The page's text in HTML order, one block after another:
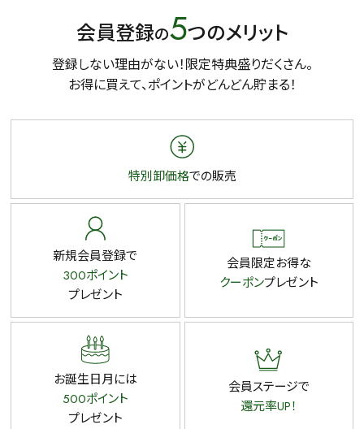
会員登録の5つのメリット
登録しない理由がない！限定特典盛りだくさん。
お得に買えて、ポイントがどんどん貯まる！
特別卸価格での販売
新規会員登録で
300ポイント
プレゼント
会員限定お得な
クーポンプレゼント
お誕生日月には
500ポイント
プレゼント
会員ステージで
還元率UP！